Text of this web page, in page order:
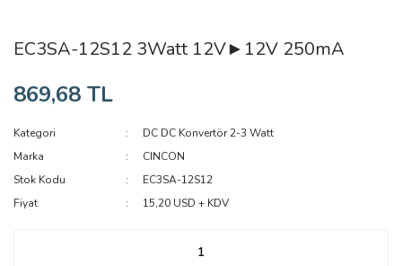
EC3SA-12S12 3Watt 12V►12V 250mA
869,68 TL
Kategori
DC DC Konvertör 2-3 Watt
Marka
CINCON
Stok Kodu
EC3SA-12S12
Fiyat
15,20 USD + KDV